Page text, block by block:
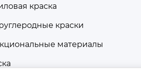
краска
краски
материалы